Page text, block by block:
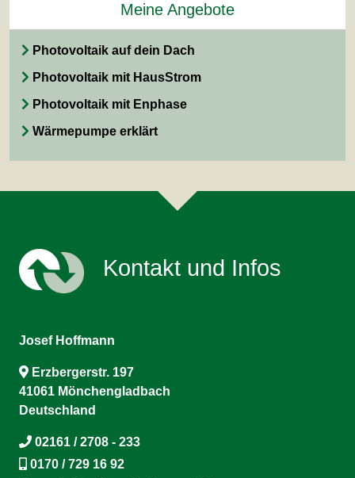
Meine Angebote
Photovoltaik auf dein Dach
Photovoltaik mit HausStrom
Photovoltaik mit Enphase
Wärmepumpe erklärt
Kontakt und Infos
Josef Hoffmann
Erzbergerstr. 197
41061 Mönchengladbach
Deutschland
02161 / 2708 - 233
0170 / 729 16 92